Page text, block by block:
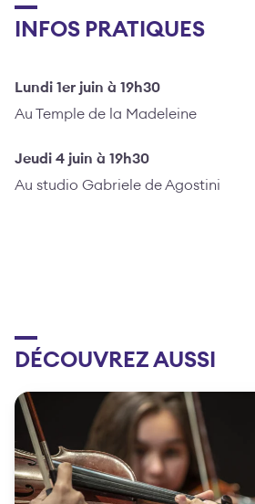
INFOS PRATIQUES
Lundi 1er juin à 19h30
Au Temple de la Madeleine
Jeudi 4 juin à 19h30
Au studio Gabriele de Agostini
DÉCOUVREZ AUSSI